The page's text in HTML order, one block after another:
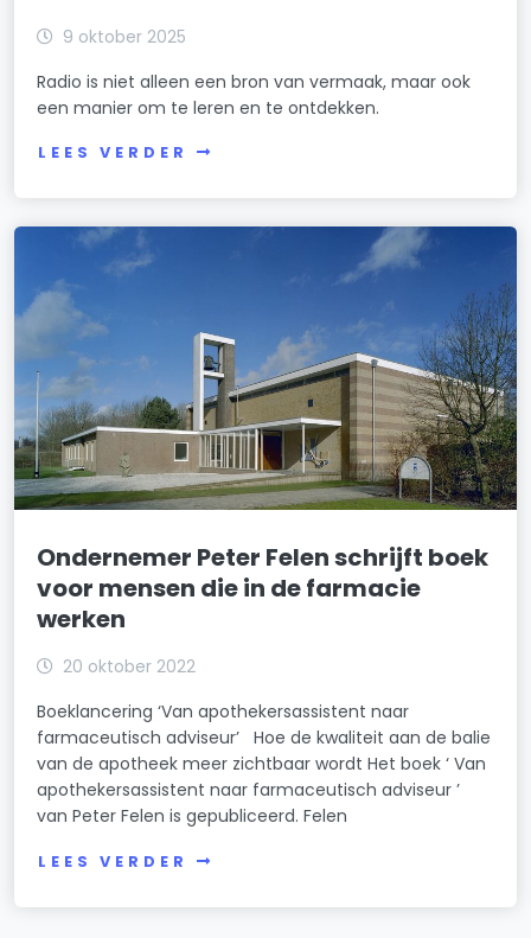
9 oktober 2025
Radio is niet alleen een bron van vermaak, maar ook
een manier om te leren en te ontdekken.
LEES VERDER
Ondernemer Peter Felen schrijft boek
voor mensen die in de farmacie
werken
20 oktober 2022
Boeklancering ‘Van apothekersassistent naar
farmaceutisch adviseur’ Hoe de kwaliteit aan de balie
van de apotheek meer zichtbaar wordt Het boek ‘ Van
apothekersassistent naar farmaceutisch adviseur ’
van Peter Felen is gepubliceerd. Felen
LEES VERDER